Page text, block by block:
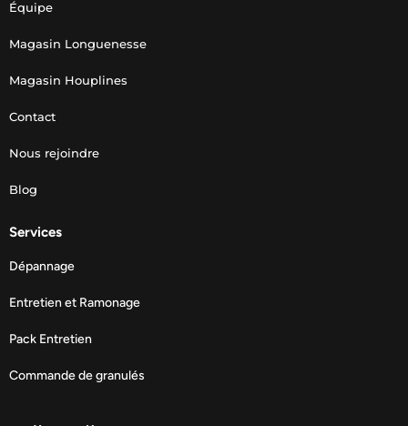
Équipe
Magasin Longuenesse
Magasin Houplines
Contact
Nous rejoindre
Blog
Services
Dépannage
Entretien et Ramonage
Pack Entretien
Commande de granulés